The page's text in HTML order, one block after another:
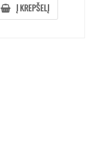
Į KREPŠELĮ